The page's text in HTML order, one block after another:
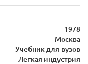
-
1978
Москва
Учебник для вузов
Легкая индустрия